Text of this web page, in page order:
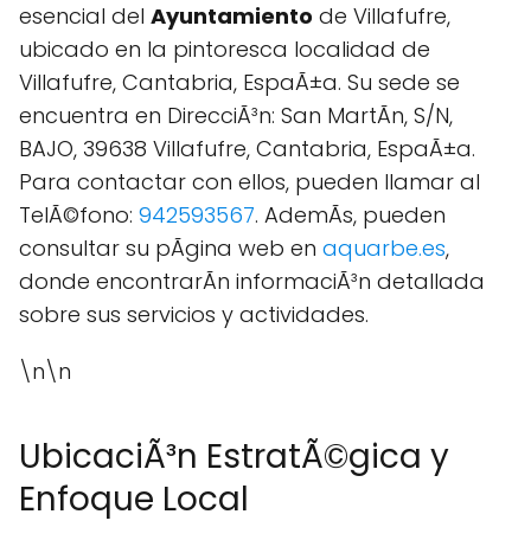
esencial del Ayuntamiento de Villafufre,
ubicado en la pintoresca localidad de
Villafufre, Cantabria, EspaÃ±a. Su sede se
encuentra en DirecciÃ³n: San MartÃ­n, S/N,
BAJO, 39638 Villafufre, Cantabria, EspaÃ±a.
Para contactar con ellos, pueden llamar al
TelÃ©fono: 942593567. AdemÃs, pueden
consultar su pÃgina web en aquarbe.es,
donde encontrarÃn informaciÃ³n detallada
sobre sus servicios y actividades.
\n\n
UbicaciÃ³n EstratÃ©gica y
Enfoque Local